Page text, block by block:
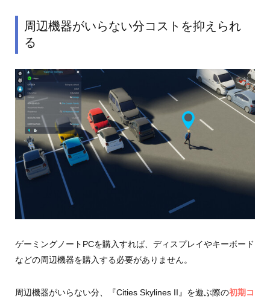
周辺機器がいらない分コストを抑えられ
る
ゲーミングノートPCを購入すれば、ディスプレイやキーボード
などの周辺機器を購入する必要がありません。
周辺機器がいらない分、『Cities Skylines II』を遊ぶ際の初期コ